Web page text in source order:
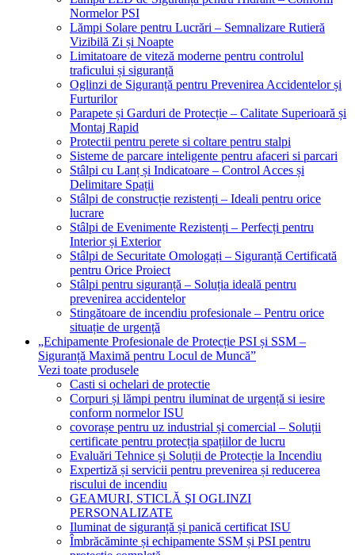
Normelor PSI
Lămpi Solare pentru Lucrări – Semnalizare Rutieră
Vizibilă Zi și Noapte
Limitatoare de viteză moderne pentru controlul
traficului și siguranță
Oglinzi de Siguranță pentru Prevenirea Accidentelor și
Furturilor
Parapete și Garduri de Protecție – Calitate Superioară și
Montaj Rapid
Protectii pentru perete si coltare pentru stalpi
Sisteme de parcare inteligente pentru afaceri si parcari
Stâlpi cu Lanț și Indicatoare – Control Acces și
Delimitare Spații
Stâlpi de construcție rezistenți – Ideali pentru orice
lucrare
Stâlpi de Evenimente Rezistenți – Perfecți pentru
Interior și Exterior
Stâlpi de Securitate Omologați – Siguranță Certificată
pentru Orice Proiect
Stâlpi pentru siguranță – Soluția ideală pentru
prevenirea accidentelor
Stingătoare de incendiu profesionale – Pentru orice
situație de urgență
„Echipamente Profesionale de Protecție PSI și SSM –
Siguranță Maximă pentru Locul de Muncă”
Vezi toate produsele
Casti si ochelari de protectie
Corpuri și lămpi pentru iluminat de urgență si iesire
conform normelor ISU
covorașe pentru uz industrial și comercial – Soluții
certificate pentru protecția spațiilor de lucru
Evaluări Tehnice și Soluții de Protecție la Incendiu
Expertiză și servicii pentru prevenirea și reducerea
riscului de incendiu
GEAMURI, STICLĂ ŞI OGLINZI
PERSONALIZATE
Iluminat de siguranță și panică certificat ISU
Îmbrăcăminte și echipamente SSM și PSI pentru